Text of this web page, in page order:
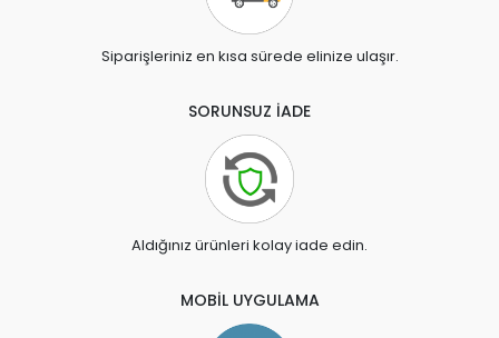
Siparişleriniz en kısa sürede elinize ulaşır.
SORUNSUZ İADE
Aldığınız ürünleri kolay iade edin.
MOBİL UYGULAMA